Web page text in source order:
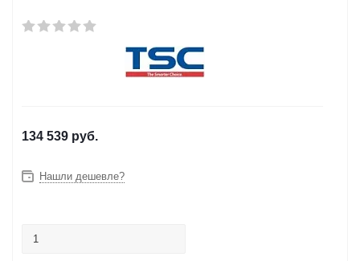
134 539 руб.
Нашли дешевле?